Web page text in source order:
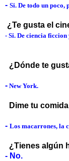
- Si. De todo un poco,
¿Te gusta el
- Si. De ciencia
¿Dónde te
- New York.
Dime tu
- Los macarrones, la
¿Tienes algún
- No.